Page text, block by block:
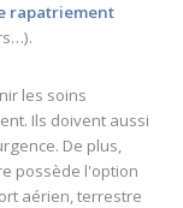
rapatriement
les soins
Ils doivent aussi
De plus,
possède l'option
aérien, terrestre